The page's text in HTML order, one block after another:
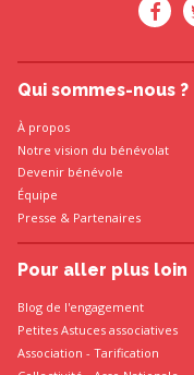
Qui sommes-nous ?
À propos
Notre vision du bénévolat
Devenir bénévole
Équipe
Presse & Partenaires
Pour aller plus loin
Blog de l'engagement
Petites Astuces associatives
Association - Tarification